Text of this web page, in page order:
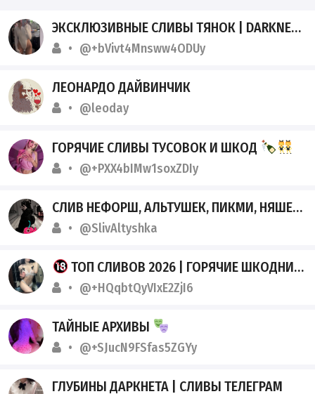
ЭКСКЛЮЗИВНЫЕ СЛИВЫ ТЯНОК | DARKNET ARCHIVES
@+bVivt4Mnsww4ODUy
ЛЕОНАРДО ДАЙВИНЧИК
@leoday
ГОРЯЧИЕ СЛИВЫ ТУСОВОК И ШКОД
@+PXX4bIMw1soxZDIy
СЛИВ НЕФОРШ, АЛЬТУШЕК, ПИКМИ, НЯШЕК
@SlivAltyshka
ТОП СЛИВОВ 2026 | ГОРЯЧИЕ ШКОДНИЦЫ В HD
@+HQqbtQyVIxE2ZjI6
ТАЙНЫЕ АРХИВЫ
@+SJucN9FSfas5ZGYy
ГЛУБИНЫ ДАРКНЕТА | СЛИВЫ ТЕЛЕГРАМ